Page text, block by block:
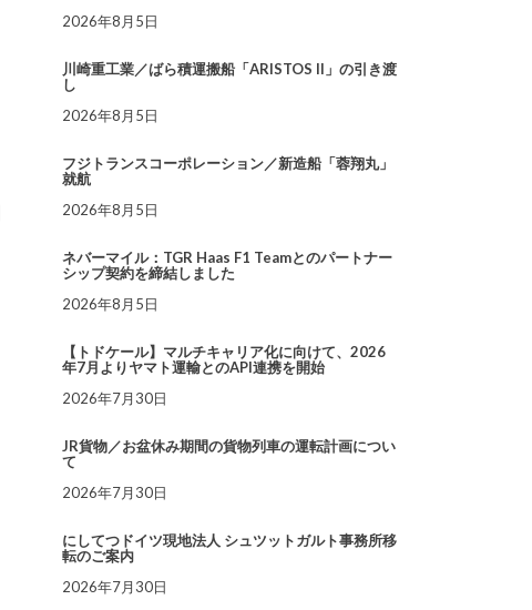
2026年8月5日
川崎重工業／ばら積運搬船「ARISTOS II」の引き渡
し
2026年8月5日
フジトランスコーポレーション／新造船「蓉翔丸」
就航
2026年8月5日
ネバーマイル：TGR Haas F1 Teamとのパートナー
シップ契約を締結しました
2026年8月5日
【トドケール】マルチキャリア化に向けて、2026
年7月よりヤマト運輸とのAPI連携を開始
2026年7月30日
JR貨物／お盆休み期間の貨物列車の運転計画につい
て
2026年7月30日
にしてつドイツ現地法人 シュツットガルト事務所移
転のご案内
2026年7月30日